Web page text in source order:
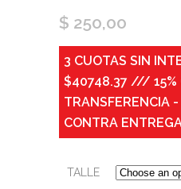
$ 250,00
3 CUOTAS SIN
$40748.37 /// 15%
TRANSFERENCIA
CONTRA
TALLE